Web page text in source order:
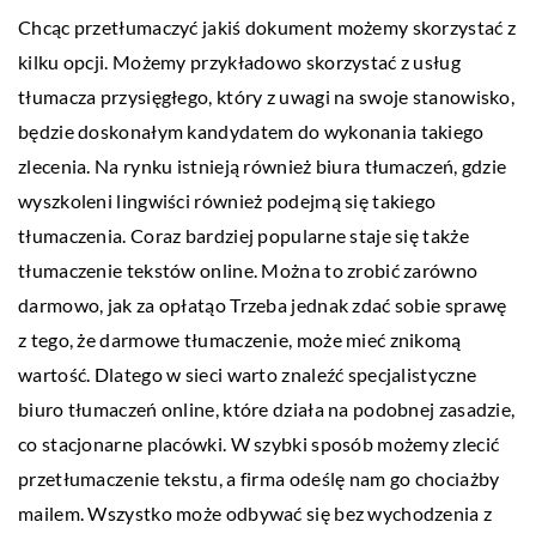
Chcąc przetłumaczyć jakiś dokument możemy skorzystać z
kilku opcji. Możemy przykładowo skorzystać z usług
tłumacza przysięgłego, który z uwagi na swoje stanowisko,
będzie doskonałym kandydatem do wykonania takiego
zlecenia. Na rynku istnieją również biura tłumaczeń, gdzie
wyszkoleni lingwiści również podejmą się takiego
tłumaczenia. Coraz bardziej popularne staje się także
tłumaczenie tekstów online. Można to zrobić zarówno
darmowo, jak za opłatąo Trzeba jednak zdać sobie sprawę
z tego, że darmowe tłumaczenie, może mieć znikomą
wartość. Dlatego w sieci warto znaleźć specjalistyczne
biuro tłumaczeń online, które działa na podobnej zasadzie,
co stacjonarne placówki. W szybki sposób możemy zlecić
przetłumaczenie tekstu, a firma odeślę nam go chociażby
mailem. Wszystko może odbywać się bez wychodzenia z